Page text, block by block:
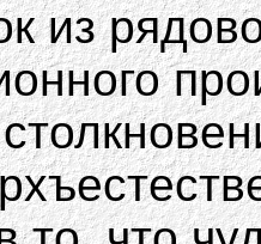
из